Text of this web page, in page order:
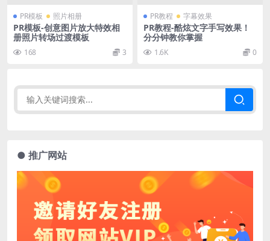
PR模板 照片相册
PR模板-创意图片放大特效相
册照片转场过渡模板
168 3
PR教程 字幕效果
PR教程-酷炫文字手写效果！
分分钟教你掌握
1.6K 0
● 推广网站